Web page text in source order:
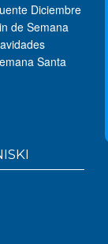
Diciembre
de Semana
Santa